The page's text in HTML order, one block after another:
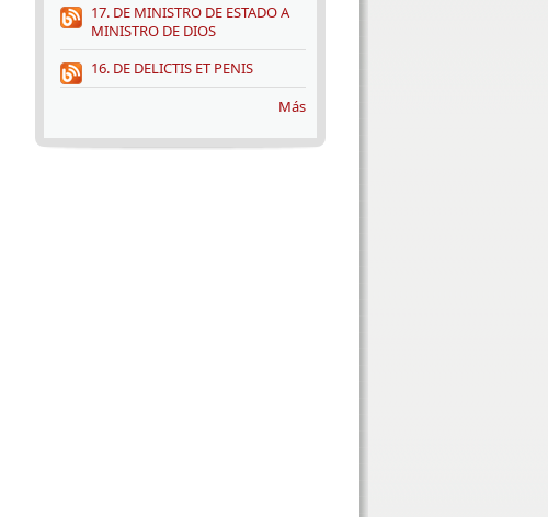
17. DE MINISTRO DE ESTADO A
MINISTRO DE DIOS
16. DE DELICTIS ET PENIS
Más